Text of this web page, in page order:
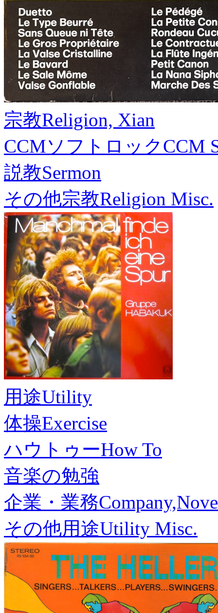
宗教Religion, Xian
CCMソフトロックCCM
説教Sermon
その他宗教Religion Misc.
用途Utility
体操Exercise
ハウトゥーHow To
音楽の勉強
企業・業務
その他用途Utility Misc.